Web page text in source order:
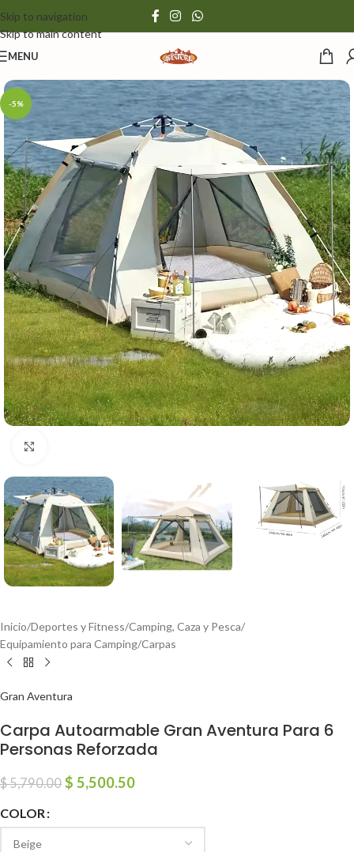
Skip to navigation
Skip to main content
MENU
-5%
Inicio/Deportes y Fitness/Camping, Caza y Pesca/
Equipamiento para Camping/Carpas
Gran Aventura
Carpa Autoarmable Gran Aventura Para 6
Personas Reforzada
$5,790.00 $ 5,500.50
COLOR